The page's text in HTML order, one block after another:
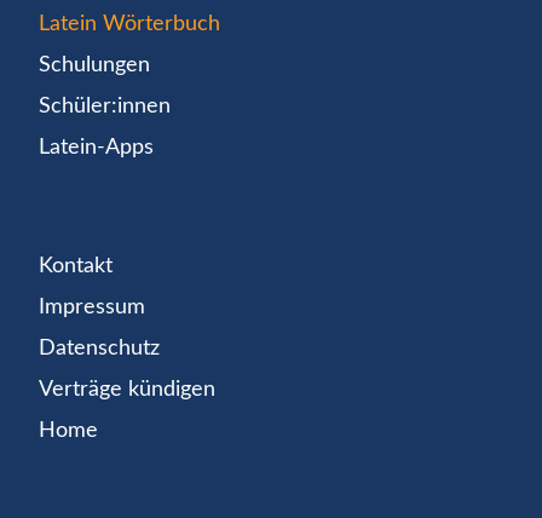
Latein Wörterbuch
Schulungen
Schüler:innen
Latein-Apps
Kontakt
Impressum
Datenschutz
Verträge kündigen
Home